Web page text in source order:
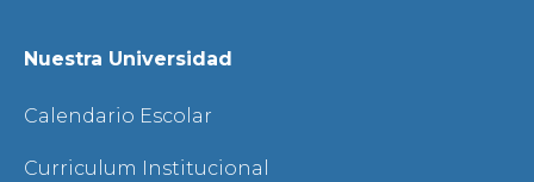
Nuestra Universidad
Calendario Escolar
Curriculum Institucional